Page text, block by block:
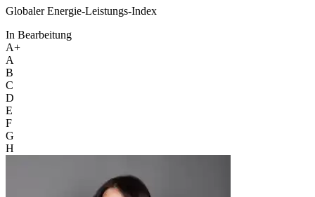
Globaler Energie-Leistungs-Index
In Bearbeitung
A+
A
B
C
D
E
F
G
H